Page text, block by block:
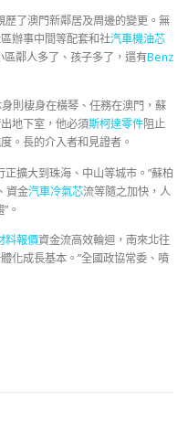
了澳門新鄰居及周邊的變更。無
辦事中間等配套和社汽車機油芯
鄰人多了、孩子多了，還有Benz
則棲身在橫琴、任務在澳門，蘇
地下室，他必須斯柯達零件阻止
。長的介入者和見證者。
擴大到珠海、中山等城市。”蘇柏
資金汽車冷氣芯流等隨之加快，人
。
料報價資金流高效輪迴，南來北往
化成長基本。”全國政協常委、噴